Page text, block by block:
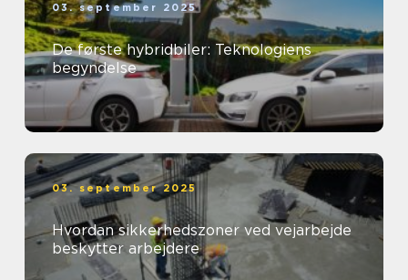
03. september 2025
De første hybridbiler: Teknologiens
begyndelse
03. september 2025
Hvordan sikkerhedszoner ved vejarbejde
beskytter arbejdere